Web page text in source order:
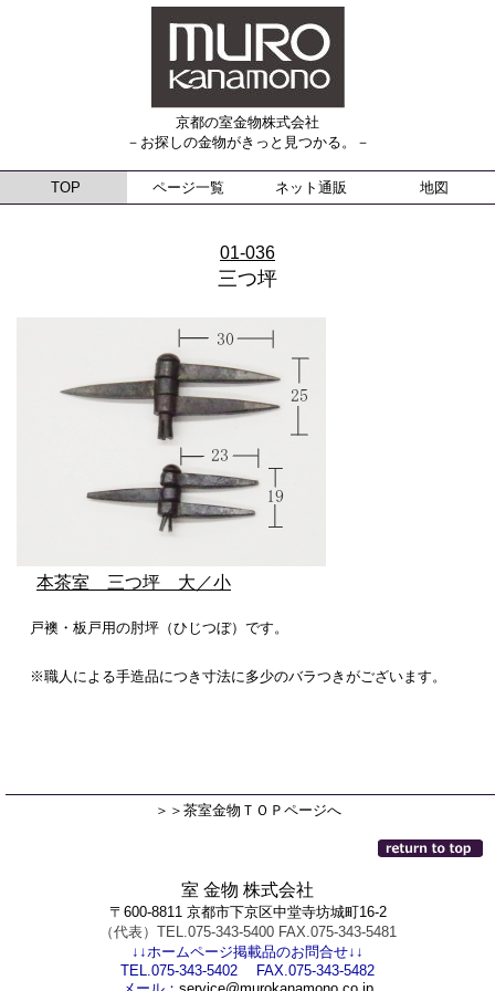
京都の室金物株式会社
－お探しの金物がきっと見つかる。－
TOP ページ一覧 ネット通販 地図
01-036
三つ坪
本茶室 三つ坪 大／小
戸襖・板戸用の肘坪（ひじつぼ）です。
※職人による手造品につき寸法に多少のバラつきがございます。
＞＞茶室金物ＴＯＰページへ
室 金物 株式会社
〒600-8811 京都市下京区中堂寺坊城町16-2
（代表）TEL.075-343-5400 FAX.075-343-5481
↓↓ホームページ掲載品のお問合せ↓↓
TEL.075-343-5402 FAX.075-343-5482